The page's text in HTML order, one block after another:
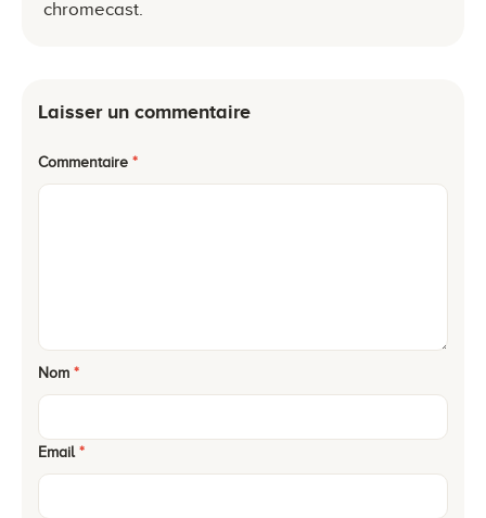
chromecast.
Laisser un commentaire
Commentaire *
Nom *
Email *